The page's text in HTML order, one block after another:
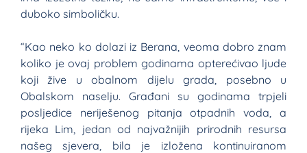
duboko simboličku.
“Kao neko ko dolazi iz Berana, veoma dobro znam
koliko je ovaj problem godinama opterećivao ljude
koji žive u obalnom dijelu grada, posebno u
Obalskom naselju. Građani su godinama trpjeli
posljedice neriješenog pitanja otpadnih voda, a
rijeka Lim, jedan od najvažnijih prirodnih resursa
našeg sjevera, bila je izložena kontinuiranom